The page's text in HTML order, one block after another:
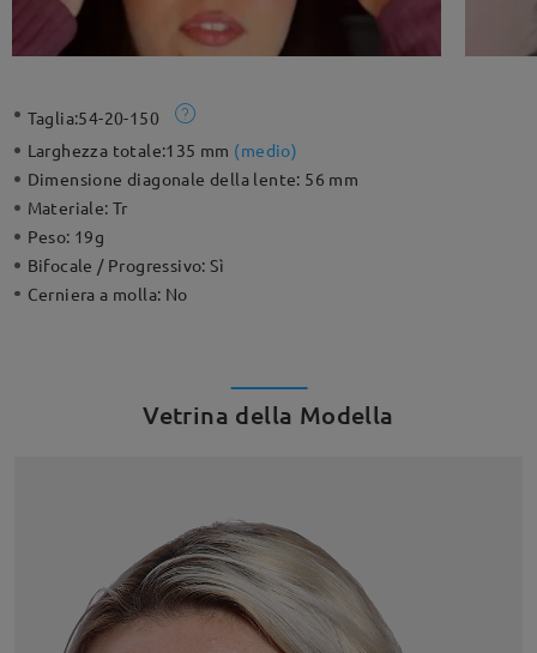
Taglia:54-20-150
Larghezza totale:135 mm (medio)
Dimensione diagonale della lente: 56 mm
Materiale:Tr
Peso: 19g
Bifocale / Progressivo:Sì
Cerniera a molla: No
Vetrina della Modella